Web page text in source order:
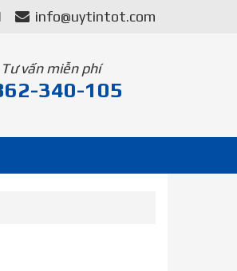
info@uytintot.com
Tư vấn miễn phí
340-105